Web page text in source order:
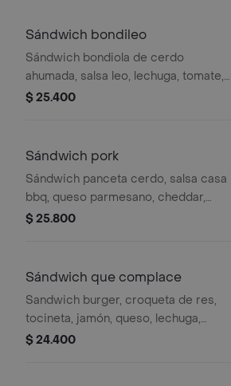
Sándwich bondileo
Sándwich bondiola de cerdo
ahumada, salsa leo, lechuga, tomate,
queso y pimentones ahumados
$ 25.400
Sándwich pork
Sándwich panceta cerdo, salsa casa
bbq, queso parmesano, cheddar,
jamón, cebolla, lechuga, y tomate.
$ 25.800
Sándwich que complace
Sandwich burger, croqueta de res,
tocineta, jamón, queso, lechuga,
cebolla, tomate, bbq, salsa ajo.
$ 24.400